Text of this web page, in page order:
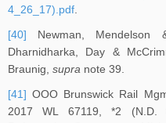
4_26_17).pdf
[40] Newman,
Dharnidharka, Day &
Braunig, supra note 39.
[41] OOO Brunswick Rail
2017 WL 67119, *2 (N.D.